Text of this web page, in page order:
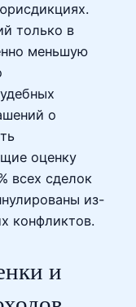
только в
меньшую
о
оценку
всех сделок
из-
конфликтов.
и